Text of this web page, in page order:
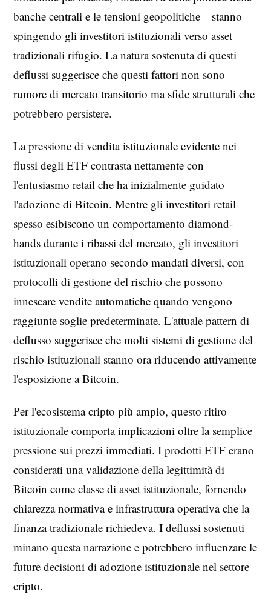
banche centrali e le tensioni geopolitiche—stanno
spingendo gli investitori istituzionali verso asset
tradizionali rifugio. La natura sostenuta di questi
deflussi suggerisce che questi fattori non sono
rumore di mercato transitorio ma sfide strutturali che
potrebbero persistere.
La pressione di vendita istituzionale evidente nei
flussi degli ETF contrasta nettamente con
l'entusiasmo retail che ha inizialmente guidato
l'adozione di Bitcoin. Mentre gli investitori retail
spesso esibiscono un comportamento diamond-
hands durante i ribassi del mercato, gli investitori
istituzionali operano secondo mandati diversi, con
protocolli di gestione del rischio che possono
innescare vendite automatiche quando vengono
raggiunte soglie predeterminate. L'attuale pattern di
deflusso suggerisce che molti sistemi di gestione del
rischio istituzionali stanno ora riducendo attivamente
l'esposizione a Bitcoin.
Per l'ecosistema cripto più ampio, questo ritiro
istituzionale comporta implicazioni oltre la semplice
pressione sui prezzi immediati. I prodotti ETF erano
considerati una validazione della legittimità di
Bitcoin come classe di asset istituzionale, fornendo
chiarezza normativa e infrastruttura operativa che la
finanza tradizionale richiedeva. I deflussi sostenuti
minano questa narrazione e potrebbero influenzare le
future decisioni di adozione istituzionale nel settore
cripto.